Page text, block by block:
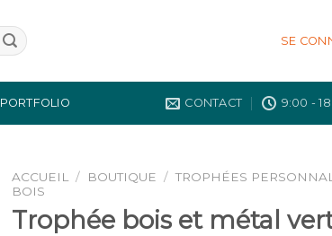
SE
PORTFOLIO CONTACT 9:00 -
ACCUEIL / BOUTIQUE / TROPHÉES
BOIS
Trophée bois et métal